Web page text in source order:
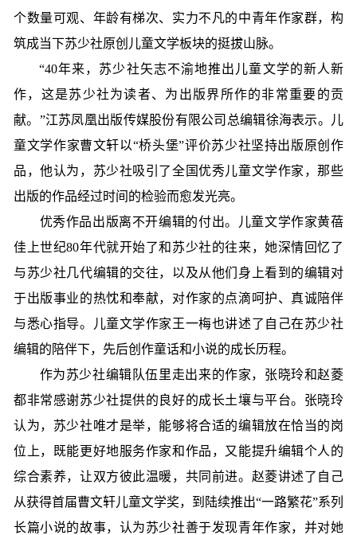
个数量可观、年龄有梯次、实力不凡的中青年作家群，构
筑成当下苏少社原创儿童文学板块的挺拔山脉。
“40年来，苏少社矢志不渝地推出儿童文学的新人新
作，这是苏少社为读者、为出版界所作的非常重要的贡
献。”江苏凤凰出版传媒股份有限公司总编辑徐海表示。儿
童文学作家曹文轩以“桥头堡”评价苏少社坚持出版原创作
品，他认为，苏少社吸引了全国优秀儿童文学作家，那些
出版的作品经过时间的检验而愈发光亮。
优秀作品出版离不开编辑的付出。儿童文学作家黄蓓
佳上世纪80年代就开始了和苏少社的往来，她深情回忆了
与苏少社几代编辑的交往，以及从他们身上看到的编辑对
于出版事业的热忱和奉献，对作家的点滴呵护、真诚陪伴
与悉心指导。儿童文学作家王一梅也讲述了自己在苏少社
编辑的陪伴下，先后创作童话和小说的成长历程。
作为苏少社编辑队伍里走出来的作家，张晓玲和赵菱
都非常感谢苏少社提供的良好的成长土壤与平台。张晓玲
认为，苏少社唯才是举，能够将合适的编辑放在恰当的岗
位上，既能更好地服务作家和作品，又能提升编辑个人的
综合素养，让双方彼此温暖，共同前进。赵菱讲述了自己
从获得首届曹文轩儿童文学奖，到陆续推出“一路繁花”系列
长篇小说的故事，认为苏少社善于发现青年作家，并对她